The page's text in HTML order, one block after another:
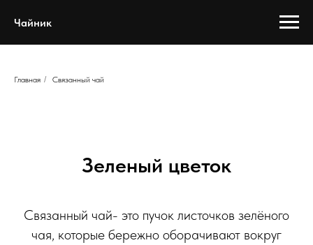
Чайник
Главная / Связанный чай
Зеленый цветок
Связанный чай- это пучок листочков зелёного
чая, которые бережно оборачивают вокруг